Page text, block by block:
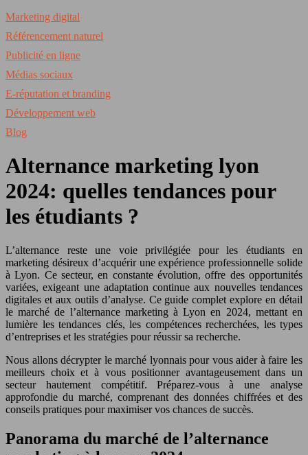
Marketing digital
Référencement naturel
Publicité en ligne
Médias sociaux
E-réputation et branding
Développement web
Blog
Alternance marketing lyon
2024: quelles tendances pour
les étudiants ?
L’alternance reste une voie privilégiée pour les étudiants en
marketing désireux d’acquérir une expérience professionnelle solide
à Lyon. Ce secteur, en constante évolution, offre des opportunités
variées, exigeant une adaptation continue aux nouvelles tendances
digitales et aux outils d’analyse. Ce guide complet explore en détail
le marché de l’alternance marketing à Lyon en 2024, mettant en
lumière les tendances clés, les compétences recherchées, les types
d’entreprises et les stratégies pour réussir sa recherche.
Nous allons décrypter le marché lyonnais pour vous aider à faire les
meilleurs choix et à vous positionner avantageusement dans un
secteur hautement compétitif. Préparez-vous à une analyse
approfondie du marché, comprenant des données chiffrées et des
conseils pratiques pour maximiser vos chances de succès.
Panorama du marché de l’alternance